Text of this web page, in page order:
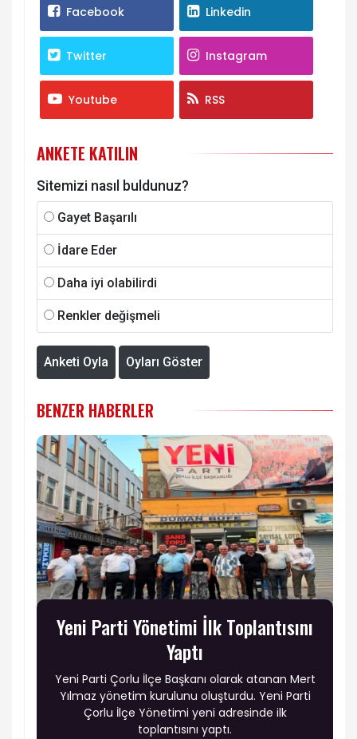
Facebook Linkedin
Twitter Instagram
Youtube RSS
ANKETE KATILIN
Sitemizi nasıl buldunuz?
Gayet Başarılı
İdare Eder
Daha iyi olabilirdi
Renkler değişmeli
Anketi Oyla Oyları Göster
BENZER HABERLER
Yeni Parti Yönetimi İlk Toplantısını
Yaptı
Yeni Parti Çorlu İlçe Başkanı olarak atanan Mert
Yılmaz yönetim kurulunu oluşturdu. Yeni Parti
Çorlu İlçe Yönetimi yeni adresinde ilk
toplantısını yaptı.